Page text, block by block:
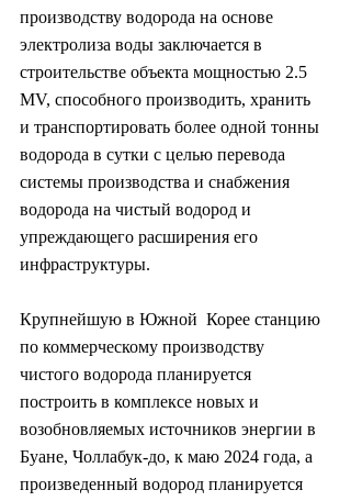
производству водорода на основе
электролиза воды заключается в
строительстве объекта мощностью 2.5
MV, способного производить, хранить
и транспортировать более одной тонны
водорода в сутки с целью перевода
системы производства и снабжения
водорода на чистый водород и
упреждающего расширения его
инфраструктуры.
Крупнейшую в Южной  Корее станцию
по коммерческому производству
чистого водорода планируется
построить в комплексе новых и
возобновляемых источников энергии в
Буане, Чоллабук-до, к маю 2024 года, а
произведенный водород планируется